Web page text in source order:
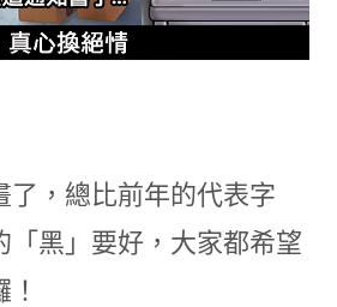
了，總比前年的代表字
「黑」要好，大家都希望